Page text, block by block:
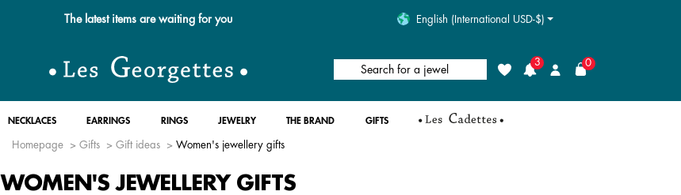
Free standard delivery for orders over $89 📦 English (International USD-$)
Search for a jewel Wishlist
3
Login
0
NECKLACES EARRINGS RINGS JEWELRY THE BRAND GIFTS
Homepage Gifts Gift ideas Women's jewellery gifts
WOMEN'S JEWELLERY GIFTS